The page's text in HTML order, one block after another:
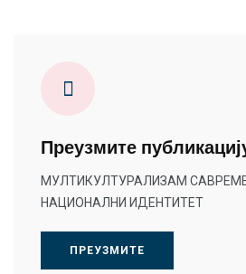
Преузмите
МУЛТИКУЛТУРАЛИЗАМ
НАЦИОНАЛНИ ИДЕНТИТЕТ
ПРЕУЗМИТЕ